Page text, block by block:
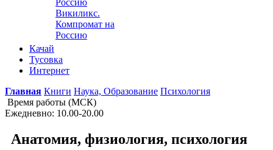
Викиликс.
Компромат на
Россию
Качай
Тусовка
Интернет
Главная Книги Наука, Образование Психология
Время работы (МСК)
Ежедневно: 10.00-20.00
Анатомия, физиология, психология